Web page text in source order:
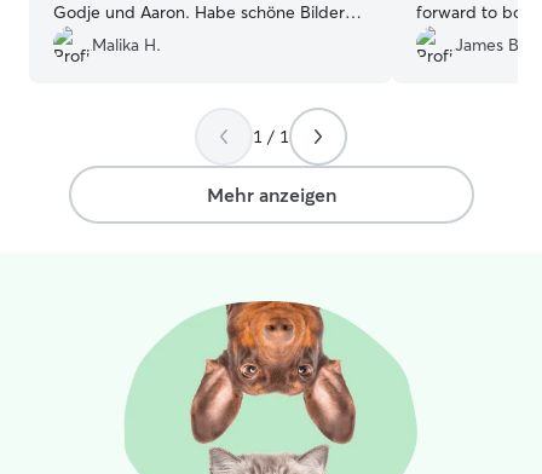
Godje und Aaron. Habe schöne Bilder
und Videos bekommen, was mich sehr
gefreut hat. Luna ist total integriert
nächsten Termin gebucht. Vielen Dank
Malika H.
forward to
James B.
1 / 1
Mehr anzeigen